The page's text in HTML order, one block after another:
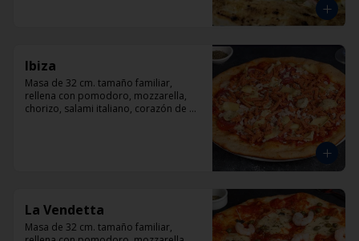
Ibiza
Masa de 32 cm. tamaño familiar,
rellena con pomodoro, mozzarella,
chorizo, salami italiano, corazón de
La Vendetta
Masa de 32 cm. tamaño familiar,